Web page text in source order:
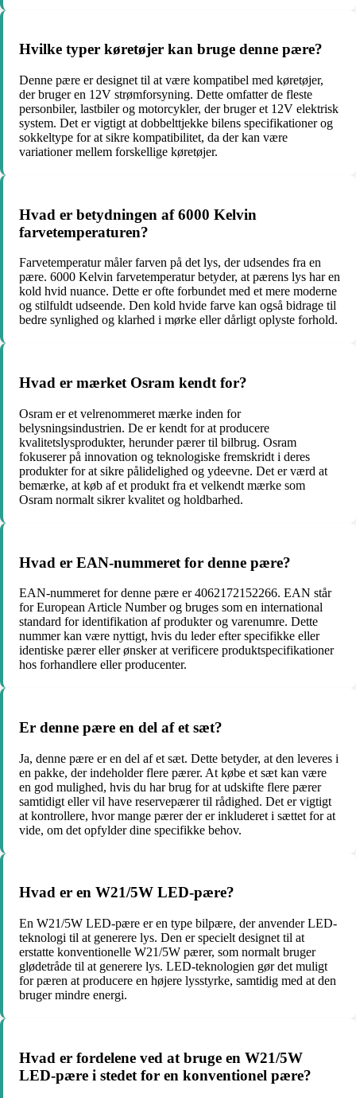
Hvilke typer køretøjer kan bruge denne pære?
Denne pære er designet til at være kompatibel med køretøjer,
der bruger en 12V strømforsyning. Dette omfatter de fleste
personbiler, lastbiler og motorcykler, der bruger et 12V elektrisk
system. Det er vigtigt at dobbelttjekke bilens specifikationer og
sokkeltype for at sikre kompatibilitet, da der kan være
variationer mellem forskellige køretøjer.
Hvad er betydningen af 6000 Kelvin
farvetemperaturen?
Farvetemperatur måler farven på det lys, der udsendes fra en
pære. 6000 Kelvin farvetemperatur betyder, at pærens lys har en
kold hvid nuance. Dette er ofte forbundet med et mere moderne
og stilfuldt udseende. Den kold hvide farve kan også bidrage til
bedre synlighed og klarhed i mørke eller dårligt oplyste forhold.
Hvad er mærket Osram kendt for?
Osram er et velrenommeret mærke inden for
belysningsindustrien. De er kendt for at producere
kvalitetslysprodukter, herunder pærer til bilbrug. Osram
fokuserer på innovation og teknologiske fremskridt i deres
produkter for at sikre pålidelighed og ydeevne. Det er værd at
bemærke, at køb af et produkt fra et velkendt mærke som
Osram normalt sikrer kvalitet og holdbarhed.
Hvad er EAN-nummeret for denne pære?
EAN-nummeret for denne pære er 4062172152266. EAN står
for European Article Number og bruges som en international
standard for identifikation af produkter og varenumre. Dette
nummer kan være nyttigt, hvis du leder efter specifikke eller
identiske pærer eller ønsker at verificere produktspecifikationer
hos forhandlere eller producenter.
Er denne pære en del af et sæt?
Ja, denne pære er en del af et sæt. Dette betyder, at den leveres i
en pakke, der indeholder flere pærer. At købe et sæt kan være
en god mulighed, hvis du har brug for at udskifte flere pærer
samtidigt eller vil have reservepærer til rådighed. Det er vigtigt
at kontrollere, hvor mange pærer der er inkluderet i sættet for at
vide, om det opfylder dine specifikke behov.
Hvad er en W21/5W LED-pære?
En W21/5W LED-pære er en type bilpære, der anvender LED-
teknologi til at generere lys. Den er specielt designet til at
erstatte konventionelle W21/5W pærer, som normalt bruger
glødetråde til at generere lys. LED-teknologien gør det muligt
for pæren at producere en højere lysstyrke, samtidig med at den
bruger mindre energi.
Hvad er fordelene ved at bruge en W21/5W
LED-pære i stedet for en konventionel pære?